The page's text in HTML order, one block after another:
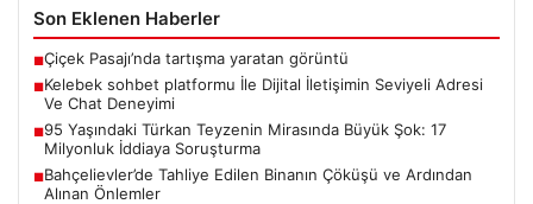
Son Eklenen Haberler
■Çiçek Pasajı’nda tartışma yaratan görüntü
■Kelebek sohbet platformu İle Dijital İletişimin Seviyeli Adresi
Ve Chat Deneyimi
■95 Yaşındaki Türkan Teyzenin Mirasında Büyük Şok: 17
Milyonluk İddiaya Soruşturma
■Bahçelievler’de Tahliye Edilen Binanın Çöküşü ve Ardından
Alınan Önlemler